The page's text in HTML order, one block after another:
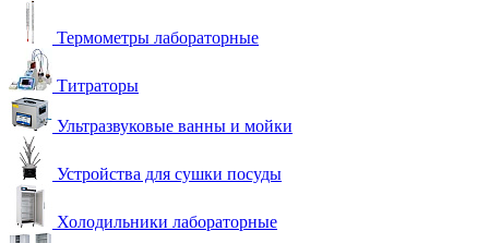
Термометры лабораторные
Титраторы
Ультразвуковые ванны и мойки
Устройства для сушки посуды
Холодильники лабораторные